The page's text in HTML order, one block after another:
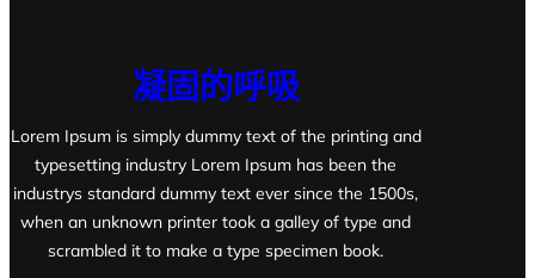
凝固的呼吸
Lorem Ipsum is simply dummy text of the printing and
typesetting industry Lorem Ipsum has been the
industrys standard dummy text ever since the 1500s,
when an unknown printer took a galley of type and
scrambled it to make a type specimen book.